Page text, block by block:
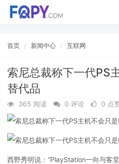
首页 新闻中心 互联网
索尼总裁称下一代PS
替代品
365 阅读 0 评论 0 点
西野秀明说：“PlayStation一向与客